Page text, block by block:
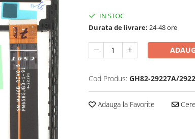
IN STOC
Durata de livrare: 24-48 ore
Cod Produs: GH82-29227A/
Adauga la Favorite